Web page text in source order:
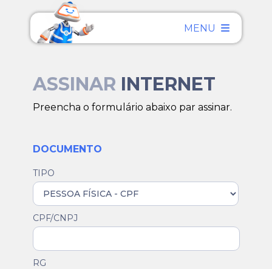
MENU
ASSINAR INTERNET
Preencha o formulário abaixo par assinar.
DOCUMENTO
TIPO
CPF/CNPJ
RG